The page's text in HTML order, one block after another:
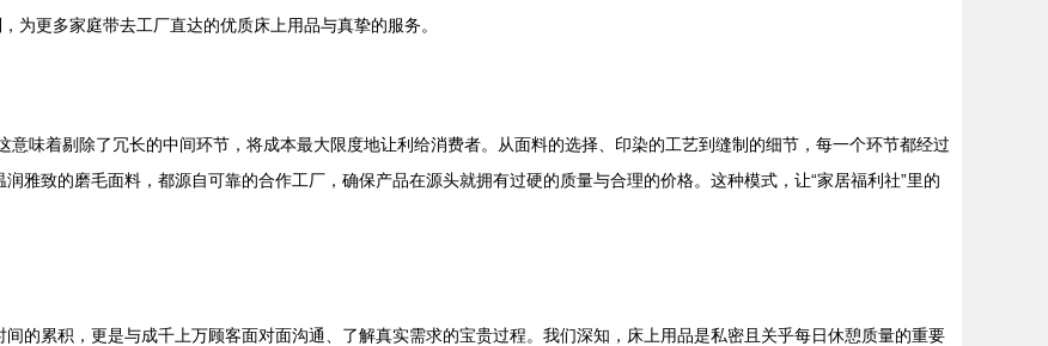
为更多家庭带去工厂直达的优质床上用品与真挚的服务。
意味着剔除了冗长的中间环节，将成本最大限度地让利给消费者。从面料的选择、印染的工艺到缝制的细节，每一个环节都经过
雅致的磨毛面料，都源自可靠的合作工厂，确保产品在源头就拥有过硬的质量与合理的价格。这种模式，让“家居福利社”里的
的累积，更是与成千上万顾客面对面沟通、了解真实需求的宝贵过程。我们深知，床上用品是私密且关乎每日休憩质量的重要